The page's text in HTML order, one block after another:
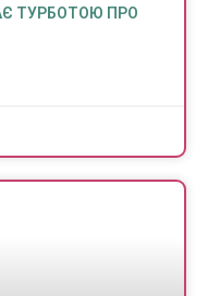
ТУРБОТОЮ ПРО